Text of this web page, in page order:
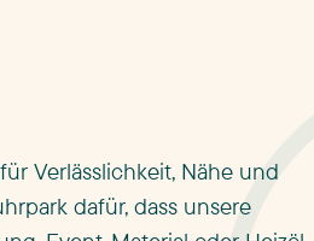
Verlässlichkeit, Nähe und
dafür, dass unsere